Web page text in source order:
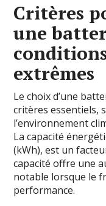
Critères
une
extrêmes
Le choix d’une
critères essentiels,
l’environnement
La capacité
(kWh), est un
capacité offre une
notable lorsque le
performance.